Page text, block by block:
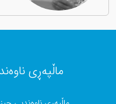
ماڵپەڕی